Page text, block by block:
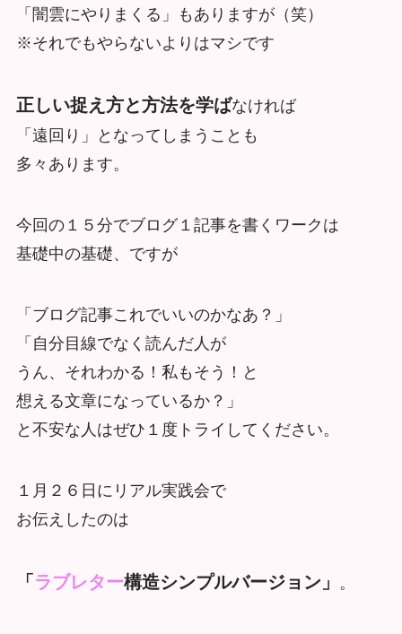
「闇雲にやりまくる」もありますが（笑）
※それでもやらないよりはマシです
正しい捉え方と方法を学ばなければ
「遠回り」となってしまうことも
多々あります。
今回の１５分でブログ１記事を書くワークは
基礎中の基礎、ですが
「ブログ記事これでいいのかなあ？」
「自分目線でなく読んだ人が
うん、それわかる！私もそう！と
想える文章になっているか？」
と不安な人はぜひ１度トライしてください。
１月２６日にリアル実践会で
お伝えしたのは
「 ラブレター構造シンプルバージョン」 。